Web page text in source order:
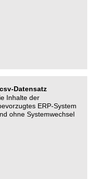
Datensatz
Inhalte der
ERP-System
ohne Systemwechsel